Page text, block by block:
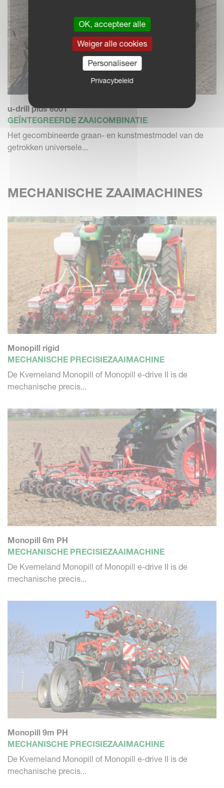
u-drill plus 6001
GEÏNTEGREERDE ZAAICOMBINATIE
Het gecombineerde graan- en kunstmestmodel van de
getrokken universele...
MECHANISCHE ZAAIMACHINES
Monopill rigid
MECHANISCHE PRECISIEZAAIMACHINE
De Kverneland Monopill of Monopill e-drive II is de
mechanische precis...
Monopill 6m PH
MECHANISCHE PRECISIEZAAIMACHINE
De Kverneland Monopill of Monopill e-drive II is de
mechanische precis...
Monopill 9m PH
MECHANISCHE PRECISIEZAAIMACHINE
De Kverneland Monopill of Monopill e-drive II is de
mechanische precis...
OK, accepteer alle
Weiger alle cookies
Personaliseer
Privacybeleid